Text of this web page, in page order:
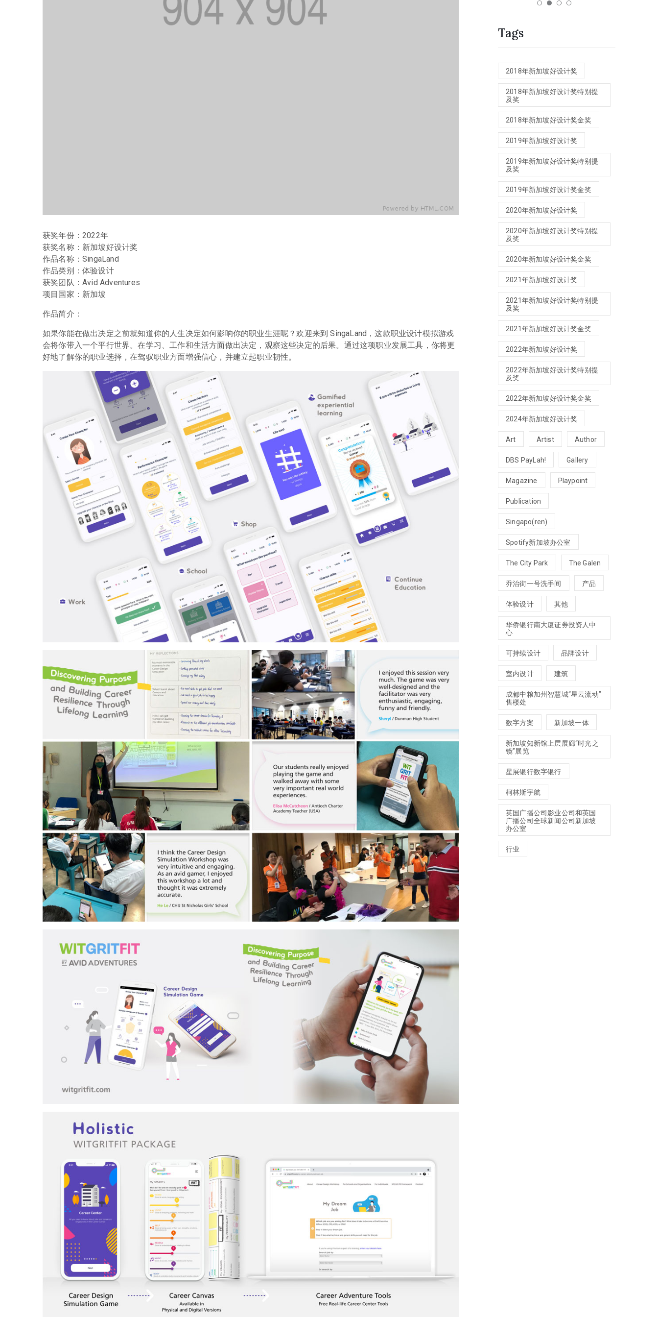
获奖年份：2022年
获奖名称：新加坡好设计奖
作品名称：SingaLand
作品类别：体验设计
获奖团队：Avid Adventures
项目国家：新加坡
作品简介：
如果你能在做出决定之前就知道你的人生决定如何影响你的职业生涯呢？欢迎来到 SingaLand，这款职业设计模拟游戏
会将你带入一个平行世界。在学习、工作和生活方面做出决定，观察这些决定的后果。通过这项职业发展工具，你将更
好地了解你的职业选择，在驾驭职业方面增强信心，并建立起职业韧性。
Tags
2018年新加坡好设计奖
2018年新加坡好设计奖特别提
及奖
2018年新加坡好设计奖金奖
2019年新加坡好设计奖
2019年新加坡好设计奖特别提
及奖
2019年新加坡好设计奖金奖
2020年新加坡好设计奖
2020年新加坡好设计奖特别提
及奖
2020年新加坡好设计奖金奖
2021年新加坡好设计奖
2021年新加坡好设计奖特别提
及奖
2021年新加坡好设计奖金奖
2022年新加坡好设计奖
2022年新加坡好设计奖特别提
及奖
2022年新加坡好设计奖金奖
2024年新加坡好设计奖
Art Artist Author
DBS PayLah! Gallery
Magazine Playpoint
Publication
Singapo(ren)
Spotify新加坡办公室
The City Park The Galen
乔治街一号洗手间 产品
体验设计 其他
华侨银行南大厦证券投资人中
心
可持续设计 品牌设计
室内设计 建筑
成都中粮加州智慧城“星云流动”
售楼处
数字方案 新加坡一体
新加坡知新馆上层展廊“时光之
镜”展览
星展银行数字银行
柯林斯宇航
英国广播公司影业公司和英国
广播公司全球新闻公司新加坡
办公室
行业